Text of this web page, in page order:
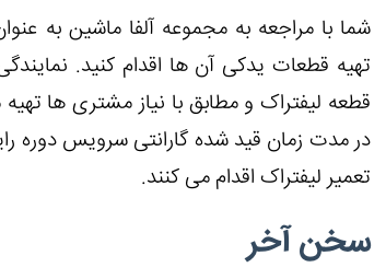
شما با مراجعه به مجموعه آلفا ماشین به
تهیه قطعات یدکی آن ها اقدام کنید.
قطعه لیفتراک و مطابق با نیاز مشتری ها
در مدت زمان قید شده گارانتی سرویس دوره
تعمیر لیفتراک اقدام می کنند.
سخن آخر